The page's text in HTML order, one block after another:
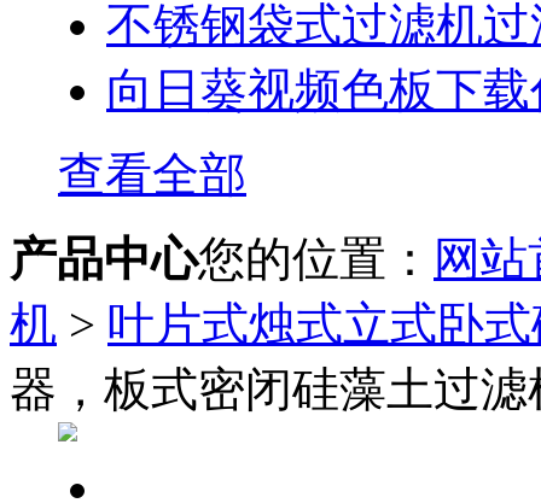
不锈钢袋式过滤机过
向日葵视频色板下
查看全部
产品中心您的位置： 网
机 > 叶片式烛式立式卧
器，板式密闭硅藻土过